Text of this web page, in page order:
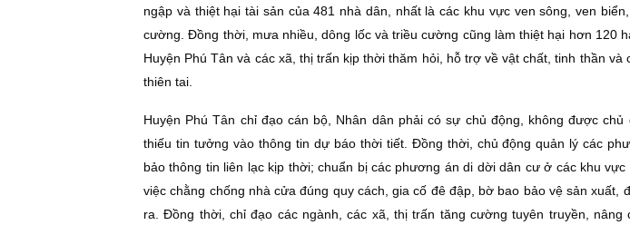
ngập và thiệt hại tài sản của 481 nhà dân, nhất là các khu vực ven sông, ven
cường. Đồng thời, mưa nhiều, dông lốc và triều cường cũng làm thiệt hại hơn 120
Huyện Phú Tân và các xã, thị trấn kịp thời thăm hỏi, hỗ trợ về vật chất, tinh thần
thiên tai.
Huyện Phú Tân chỉ đạo cán bộ, Nhân dân phải có sự chủ động, không được
thiếu tin tưởng vào thông tin dự báo thời tiết. Đồng thời, chủ động quản lý các
bảo thông tin liên lạc kịp thời; chuẩn bị các phương án di dời dân cư ở các khu
việc chằng chống nhà cửa đúng quy cách, gia cố đê đập, bờ bao bảo vệ sản xuất,
ra. Đồng thời, chỉ đạo các ngành, các xã, thị trấn tăng cường tuyên truyền,